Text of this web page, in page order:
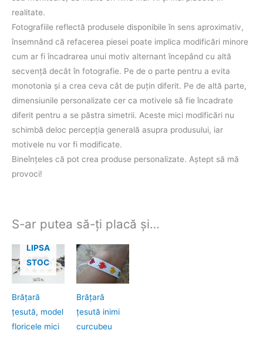
realitate.
Fotografiile reflectă produsele disponibile în sens aproximativ,
însemnând că refacerea piesei poate implica modificări minore
cum ar fi încadrarea unui motiv alternant începând cu altă
secvenţă decât în fotografie. Pe de o parte pentru a evita
monotonia şi a crea ceva cât de puţin diferit. Pe de altă parte,
dimensiunile personalizate cer ca motivele să fie încadrate
diferit pentru a se păstra simetrii. Aceste mici modificări nu
schimbă deloc percepţia generală asupra produsului, iar
motivele nu vor fi modificate.
Bineînţeles că pot crea produse personalizate. Aştept să mă
provoci!
S-ar putea să-ți placă și…
LIPSA
STOC
Brăţară
ţesută, model
floricele mici
Brăţară
ţesută inimi
curcubeu